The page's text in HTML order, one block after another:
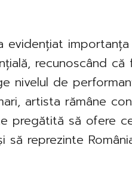
evidențiat
recunoscând
nivelul de
artista rămâne
pregătită să ofere
să reprezinte